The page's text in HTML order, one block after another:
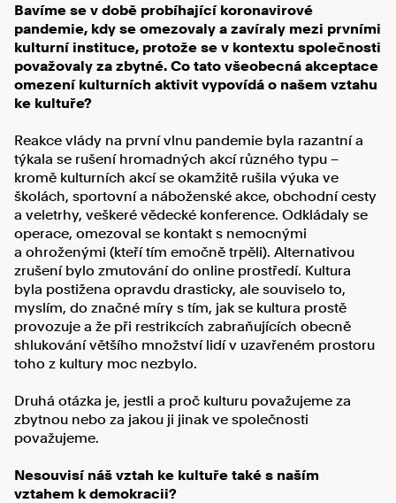
Bavíme se v době probíhající koronavirové
pandemie, kdy se omezovaly a zavíraly mezi prvními
kulturní instituce, protože se v kontextu společnosti
považovaly za zbytné. Co tato všeobecná akceptace
omezení kulturních aktivit vypovídá o našem vztahu
ke kultuře?
Reakce vlády na první vlnu pandemie byla razantní a
týkala se rušení hromadných akcí různého typu –
kromě kulturních akcí se okamžitě rušila výuka ve
školách, sportovní a náboženské akce, obchodní cesty
a veletrhy, veškeré vědecké konference. Odkládaly se
operace, omezoval se kontakt s nemocnými
a ohroženými (kteří tím emočně trpěli). Alternativou
zrušení bylo zmutování do online prostředí. Kultura
byla postižena opravdu drasticky, ale souviselo to,
myslím, do značné míry s tím, jak se kultura prostě
provozuje a že při restrikcích zabraňujících obecně
shlukování většího množství lidí v uzavřeném prostoru
toho z kultury moc nezbylo.
Druhá otázka je, jestli a proč kulturu považujeme za
zbytnou nebo za jakou ji jinak ve společnosti
považujeme.
Nesouvisí náš vztah ke kultuře také s naším
vztahem k demokracii?